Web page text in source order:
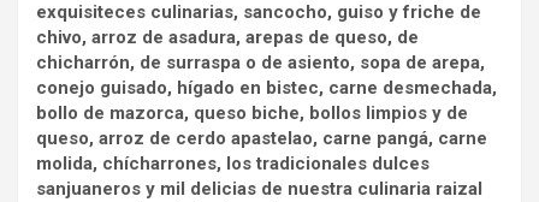
exquisiteces culinarias, sancocho, guiso y friche de
chivo, arroz de asadura, arepas de queso, de
chicharrón, de surraspa o de asiento, sopa de arepa,
conejo guisado, hígado en bistec, carne desmechada,
bollo de mazorca, queso biche, bollos limpios y de
queso, arroz de cerdo apastelao, carne pangá, carne
molida, chícharrones, los tradicionales dulces
sanjuaneros y mil delicias de nuestra culinaria raizal